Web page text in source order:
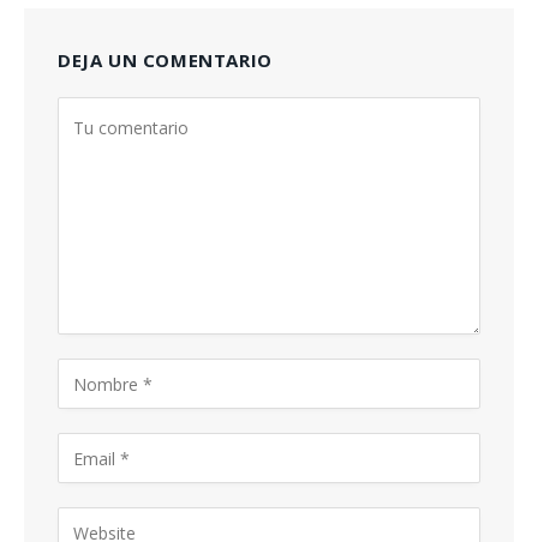
DEJA UN COMENTARIO